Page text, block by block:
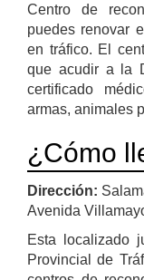
Centro de
puedes renovar
en tráfico. El
que acudir a la
certificado
armas, animales
¿Cómo
Dirección:
Avenida
Esta localizado
Provincial de